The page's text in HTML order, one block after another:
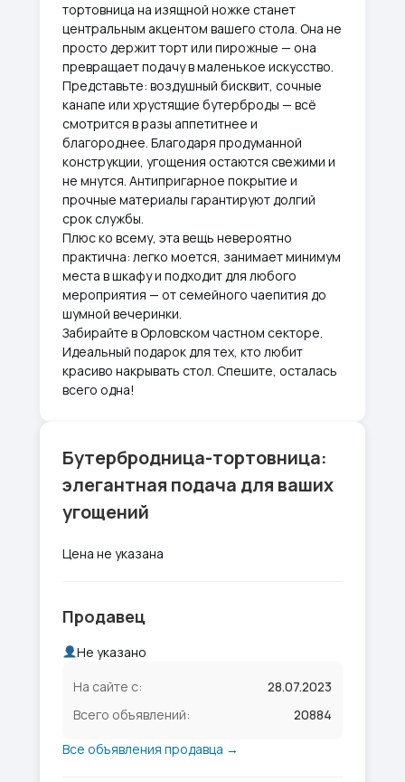
тортовница на изящной ножке станет
центральным акцентом вашего стола. Она не
просто держит торт или пирожные — она
превращает подачу в маленькое искусство.
Представьте: воздушный бисквит, сочные
канапе или хрустящие бутерброды — всё
смотрится в разы аппетитнее и
благороднее. Благодаря продуманной
конструкции, угощения остаются свежими и
не мнутся. Антипригарное покрытие и
прочные материалы гарантируют долгий
срок службы.
Плюс ко всему, эта вещь невероятно
практична: легко моется, занимает минимум
места в шкафу и подходит для любого
мероприятия — от семейного чаепития до
шумной вечеринки.
Забирайте в Орловском частном секторе.
Идеальный подарок для тех, кто любит
красиво накрывать стол. Спешите, осталась
всего одна!
Бутербродница-тортовница:
элегантная подача для ваших
угощений
Цена не указана
Продавец
Не указано
На сайте с:
28.07.2023
Всего объявлений:
20884
Все объявления продавца →